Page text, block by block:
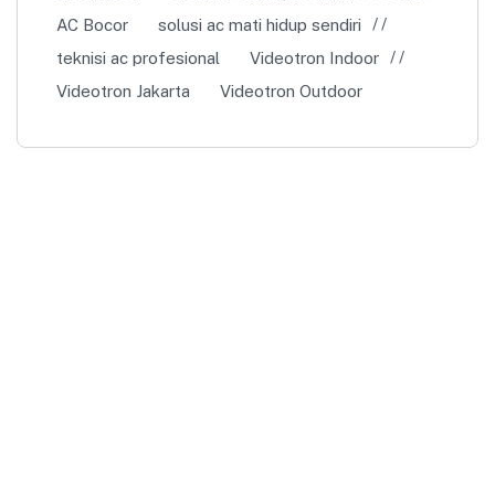
AC Bocor
solusi ac mati hidup sendiri
teknisi ac profesional
Videotron Indoor
Videotron Jakarta
Videotron Outdoor